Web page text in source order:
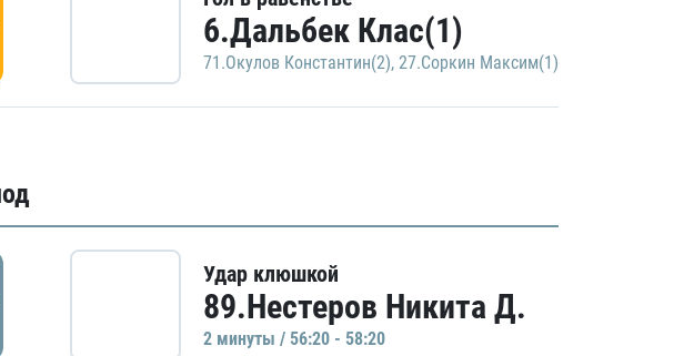
6.Дальбек Клас(1)
71.Окулов Константин(2), 27.Соркин Максим(1)
Удар клюшкой
89.Нестеров Никита Д.
2 минуты / 56:20 - 58:20